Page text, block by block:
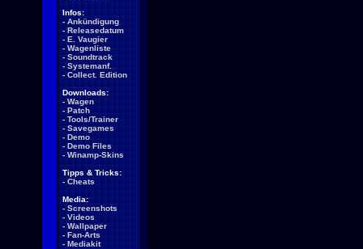
Infos:
- Ankündigung
- Releasedatum
- E. Vaugier
- Wagenliste
- Soundtrack
- Systemanf.
- Collect. Edition
Downloads:
- Wagen
- Patch
- Tools/Trainer
- Savegames
- Demo
- Demo Files
- Winamp-Skins
Tipps & Tricks:
- Cheats
Media:
- Screenshots
- Videos
- Wallpaper
- Fan-Arts
- Mediakit